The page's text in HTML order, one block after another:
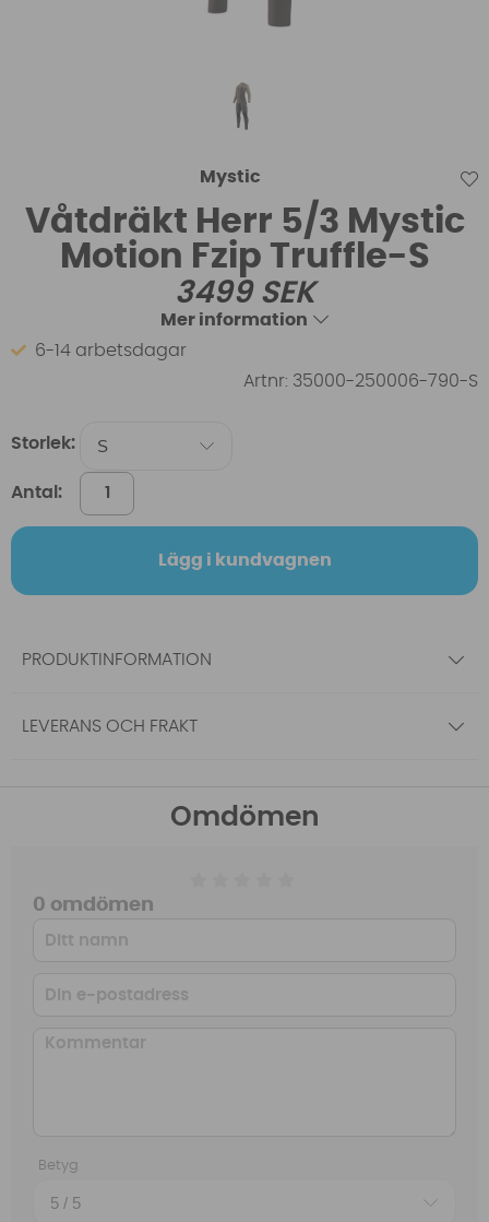
Mystic
Våtdräkt Herr 5/3 Mystic
Motion Fzip Truffle-S
3499SEK
Mer information
6-14 arbetsdagar
Artnr: 35000-250006-790-S
Storlek:
Antal:
Lägg i kundvagnen
PRODUKTINFORMATION
LEVERANS OCH FRAKT
Omdömen
0 omdömen
Betyg